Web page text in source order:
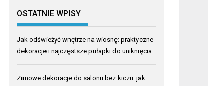
OSTATNIE WPISY
Jak odświeżyć wnętrze na wiosnę: praktyczne
dekoracje i najczęstsze pułapki do uniknięcia
Zimowe dekoracje do salonu bez kiczu: jak